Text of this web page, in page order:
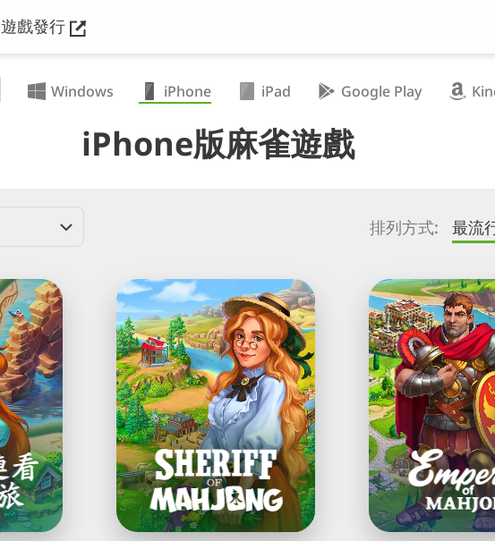
遊戲發行
Windows iPhone iPad Google Play
iPhone版麻雀遊戲
排列方式: 最流
Sheriff
of
Mahjong®:
麻
雀
配
對
Emperor
of
Mahjong®:
配
對
麻
雀
牌，
重
建
城
市